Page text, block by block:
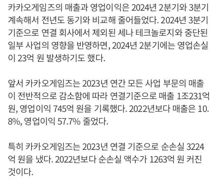
카카오게임즈의 매출과 영업이익은 2024년 2분기와 3분기
계속해서 전년도 동기와 비교해 줄어들었다. 2024년 3분기
기준으로 연결 회사에서 제외된 세나 테크놀로지와 중단된
일부 사업의 영향을 반영하면, 2024년 2분기에는 영업손실
이 23억 원 발생하기도 했다.
앞서 카카오게임즈는 2023년 연간 모든 사업 부문의 매출
이 전반적으로 감소함에 따라 연결기준으로 매출 1조231억
원, 영업이익 745억 원을 기록했다. 2022년보다 매출은 10.
8%, 영업이익 57.7% 줄었다.
특히 카카오게임즈는 2023년 연결 기준으로 순손실 3224
억 원을 냈다. 2022년보다 순손실 액수가 1263억 원 커진
것이다.